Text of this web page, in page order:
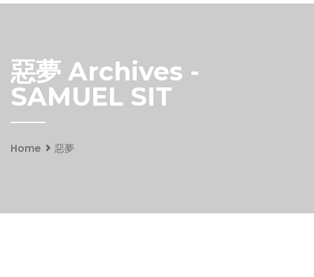
惡夢 Archives -
SAMUEL SIT
Home 惡夢